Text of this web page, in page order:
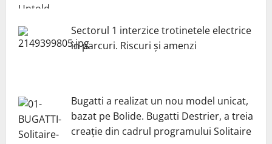
Sectorul 1 interzice trotinetele electrice
în parcuri. Riscuri și amenzi
Bugatti a realizat un nou model unicat,
bazat pe Bolide. Bugatti Destrier, a treia
creație din cadrul programului Solitaire